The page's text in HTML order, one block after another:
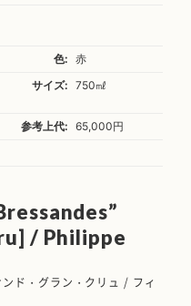
色:
赤
サイズ: 750㎖
参考上代:
65,000円
/ Philippe
ド・グラン・クリュ / フィ